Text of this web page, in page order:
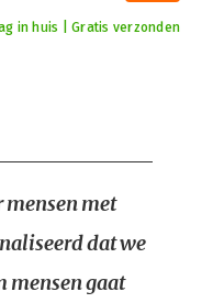
in huis | Gratis verzonden
mensen met
dat we
mensen gaat